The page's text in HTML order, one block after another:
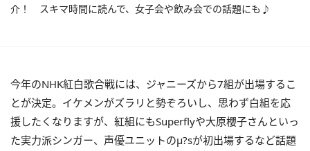
介！ スキマ時間に読んで、女子会や飲み会での話題にも♪
今年のNHK紅白歌合戦には、ジャニーズから7組が出場するこ
とが決定。イケメンがズラリと勢ぞろいし、思わず白組を応
援したくなりますが、紅組にもSuperflyや大原櫻子さんといっ
た実力派シンガー、声優ユニットのμ?sが初出場するなど話題